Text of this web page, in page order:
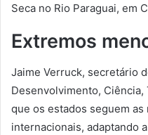
Seca no Rio Paraguai, em
Extremos
Jaime Verruck, secretário
Desenvolvimento,
que os estados seguem
internacionais, adaptando